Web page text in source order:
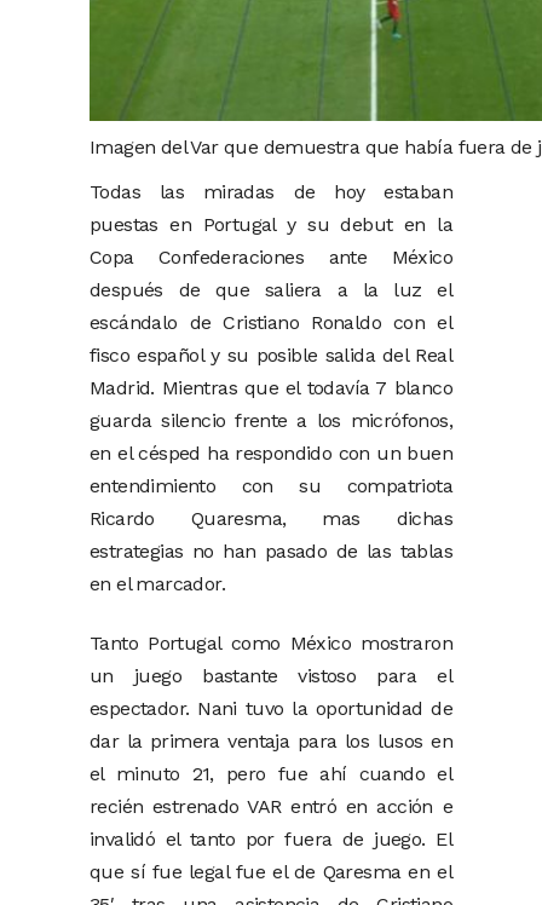
Imagen del Var que demuestra que había fuera de
Todas las miradas de hoy estaban
puestas en Portugal y su debut en la
Copa Confederaciones ante México
después de que saliera a la luz el
escándalo de Cristiano Ronaldo con el
fisco español y su posible salida del Real
Madrid. Mientras que el todavía 7 blanco
guarda silencio frente a los micrófonos,
en el césped ha respondido con un buen
entendimiento con su compatriota
Ricardo Quaresma, mas dichas
estrategias no han pasado de las tablas
en el marcador.
Tanto Portugal como México mostraron
un juego bastante vistoso para el
espectador. Nani tuvo la oportunidad de
dar la primera ventaja para los lusos en
el minuto 21, pero fue ahí cuando el
recién estrenado VAR entró en acción e
invalidó el tanto por fuera de juego. El
que sí fue legal fue el de Qaresma en el